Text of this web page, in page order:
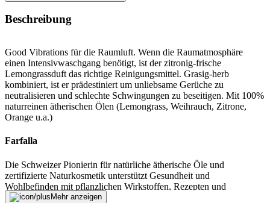
Beschreibung
Good Vibrations für die Raumluft. Wenn die Raumatmosphäre
einen Intensivwaschgang benötigt, ist der zitronig-frische
Lemongrassduft das richtige Reinigungsmittel. Grasig-herb
kombiniert, ist er prädestiniert um unliebsame Gerüche zu
neutralisieren und schlechte Schwingungen zu beseitigen. Mit 100%
naturreinen ätherischen Ölen (Lemongrass, Weihrauch, Zitrone,
Orange u.a.)
Farfalla
Die Schweizer Pionierin für natürliche ätherische Öle und
zertifizierte Naturkosmetik unterstützt Gesundheit und
Wohlbefinden mit pflanzlichen Wirkstoffen, Rezepten und
Workshops rund um Hautpflege und Aromatherapie.
Mehr anzeigen